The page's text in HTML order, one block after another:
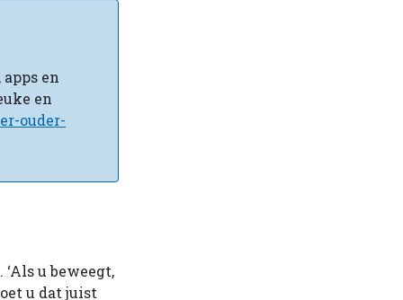
en
en
ouder-
u beweegt,
u dat juist